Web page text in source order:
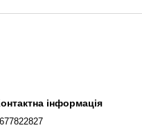
інформація